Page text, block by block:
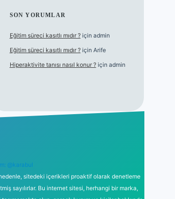
SON YORUMLAR
Eğitim süreci kasıtlı mıdır ?için admin
Eğitim süreci kasıtlı mıdır ?için Arife
Hiperaktivite tanısı nasıl konur ?için admin
@karabul
sitedeki içerikleri proaktif olarak denetleme
sayılırlar. Bu internet sitesi, herhangi bir marka,